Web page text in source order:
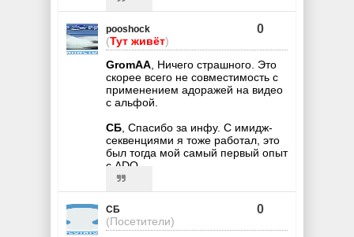
pooshock
(Тут живёт)
0
GromAA , Ничего страшного. Это
скорее всего не совместимость с
применением адоражей на видео
с альфой.
СБ , Спасибо за инфу. С имидж-
секвенциями я тоже работал, это
был тогда мой самый первый опыт
с ADO.
СБ
(Посетители)
0